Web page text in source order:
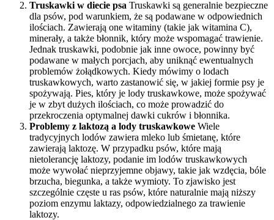
Truskawki w diecie psa Truskawki są generalnie bezpieczne
dla psów, pod warunkiem, że są podawane w odpowiednich
ilościach. Zawierają one witaminy (takie jak witamina C),
minerały, a także błonnik, który może wspomagać trawienie.
Jednak truskawki, podobnie jak inne owoce, powinny być
podawane w małych porcjach, aby uniknąć ewentualnych
problemów żołądkowych. Kiedy mówimy o lodach
truskawkowych, warto zastanowić się, w jakiej formie psy je
spożywają. Pies, który je lody truskawkowe, może spożywać
je w zbyt dużych ilościach, co może prowadzić do
przekroczenia optymalnej dawki cukrów i błonnika.
Problemy z laktozą a lody truskawkowe Wiele
tradycyjnych lodów zawiera mleko lub śmietanę, które
zawierają laktozę. W przypadku psów, które mają
nietolerancję laktozy, podanie im lodów truskawkowych
może wywołać nieprzyjemne objawy, takie jak wzdęcia, bóle
brzucha, biegunka, a także wymioty. To zjawisko jest
szczególnie częste u ras psów, które naturalnie mają niższy
poziom enzymu laktazy, odpowiedzialnego za trawienie
laktozy.